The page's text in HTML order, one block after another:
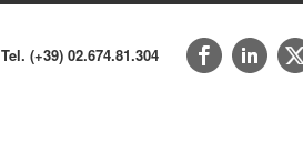
Tel. (+39) 02.674.81.304